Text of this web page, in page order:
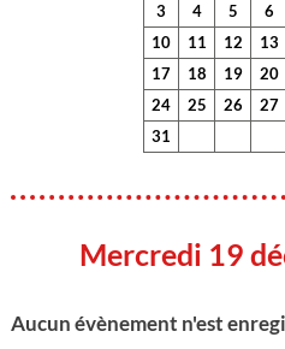
3
4 5 6
10
11 12 13
17
18 19 20
24
25 26 27
31
Mercredi 19
Aucun évènement n'est